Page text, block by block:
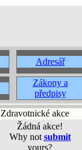
Adresář
Zákony a
předpisy
Zdravotnické akce
Žádná akce!
Why not submit
yours?